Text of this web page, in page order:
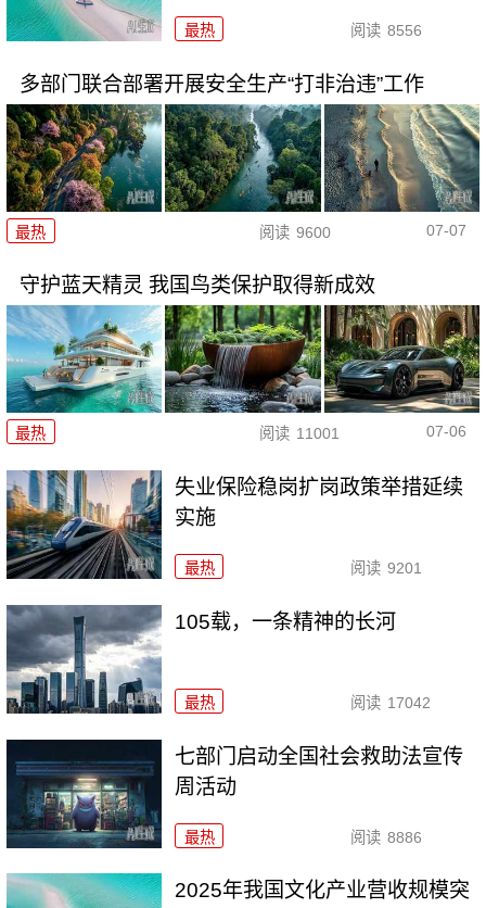
最热 阅读 8556
多部门联合部署开展安全生产“打非治违”工作
最热 阅读 9600 07-07
守护蓝天精灵 我国鸟类保护取得新成效
最热 阅读 11001 07-06
失业保险稳岗扩岗政策举措延续
实施
最热 阅读 9201
105载，一条精神的长河
最热 阅读 17042
七部门启动全国社会救助法宣传
周活动
最热 阅读 8886
2025年我国文化产业营收规模突